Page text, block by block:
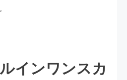
インワンスカ